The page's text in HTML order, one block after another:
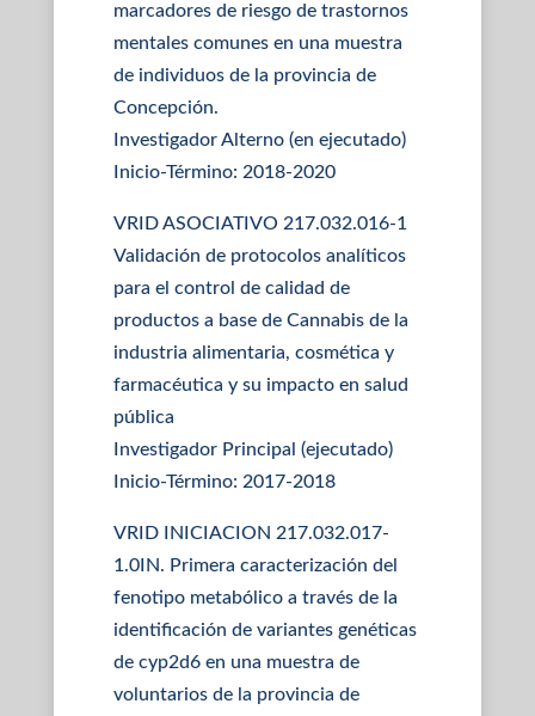
marcadores de riesgo de trastornos
mentales comunes en una muestra
de individuos de la provincia de
Concepción.
Investigador Alterno (en ejecutado)
Inicio-Término: 2018-2020
VRID ASOCIATIVO 217.032.016-1
Validación de protocolos analíticos
para el control de calidad de
productos a base de Cannabis de la
industria alimentaria, cosmética y
farmacéutica y su impacto en salud
pública
Investigador Principal (ejecutado)
Inicio-Término: 2017-2018
VRID INICIACION 217.032.017-
1.0IN. Primera caracterización del
fenotipo metabólico a través de la
identificación de variantes genéticas
de cyp2d6 en una muestra de
voluntarios de la provincia de